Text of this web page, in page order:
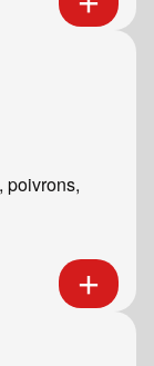
poivrons,